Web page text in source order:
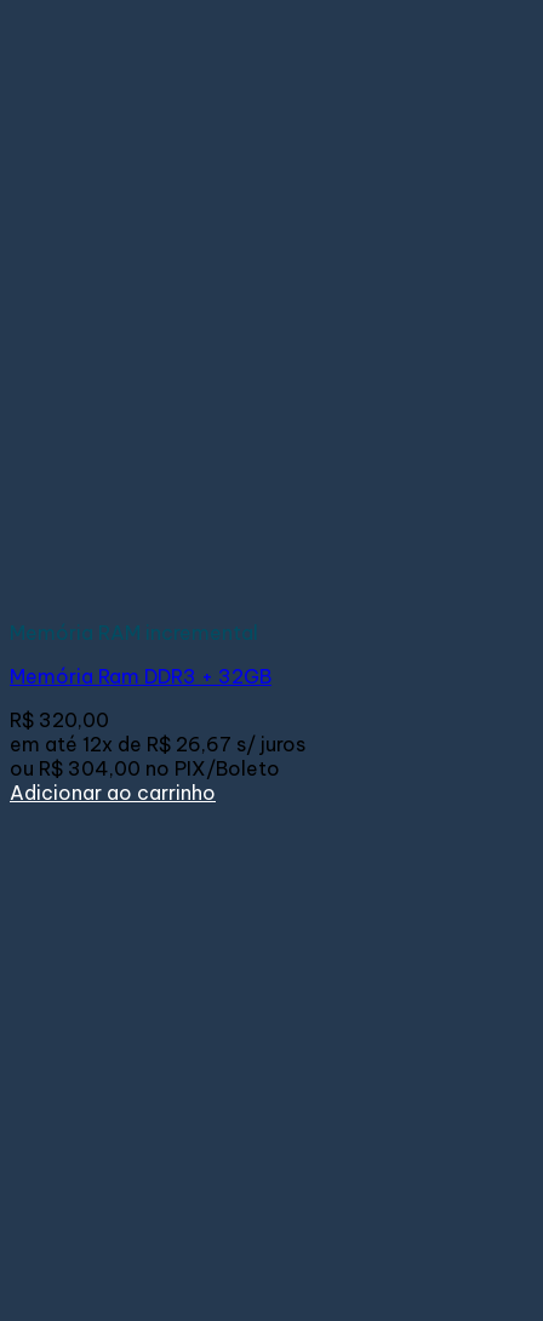
Memória RAM incremental
Memória Ram DDR3 + 32GB
R$ 320,00
em até 12x de R$ 26,67 s/ juros
ou R$ 304,00 no PIX/Boleto
Adicionar ao carrinho